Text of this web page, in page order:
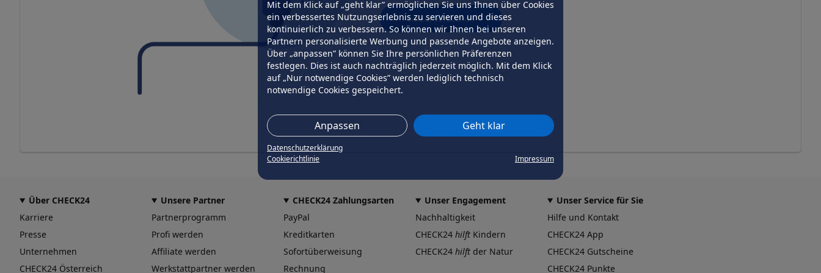
Mit dem Klick auf „geht klar” ermöglichen Sie uns Ihnen über Cookies
ein verbessertes Nutzungserlebnis zu servieren und dieses
kontinuierlich zu verbessern. So können wir Ihnen bei unseren
Partnern personalisierte Werbung und passende Angebote anzeigen.
Über „anpassen” können Sie Ihre persönlichen Präferenzen
festlegen. Dies ist auch nachträglich jederzeit möglich. Mit dem Klick
auf „Nur notwendige Cookies” werden lediglich technisch
notwendige Cookies gespeichert.
Anpassen Geht klar
Datenschutzerklärung
Cookierichtlinie
Impressum
erneut versuchen
Über CHECK24
Karriere
Presse
Unternehmen
CHECK24 Österreich
Unsere Partner
Partnerprogramm
Profi werden
Affiliate werden
Werkstattpartner werden
CHECK24 Zahlungsarten
PayPal
Kreditkarten
Sofortüberweisung
Rechnung
Unser Engagement
Nachhaltigkeit
CHECK24 hilft Kindern
CHECK24 hilft der Natur
Unser Service für Sie
Hilfe und Kontakt
CHECK24 App
CHECK24 Gutscheine
CHECK24 Punkte